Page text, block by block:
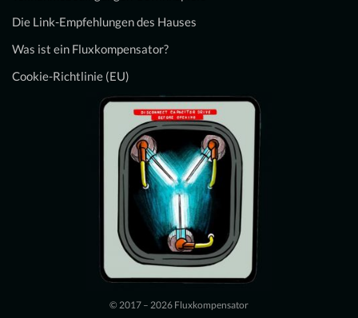
Die Link-Empfehlungen des Hauses
Was ist ein Fluxkompensator?
Cookie-Richtlinie (EU)
© 2017 – 2026 Fluxkompensator